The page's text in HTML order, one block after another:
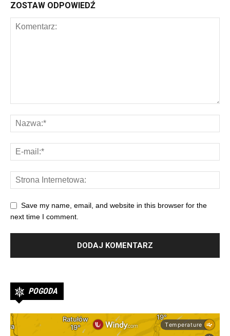
ZOSTAW ODPOWIEDŹ
Save my name, email, and website in this browser for the
next time I comment.
POGODA